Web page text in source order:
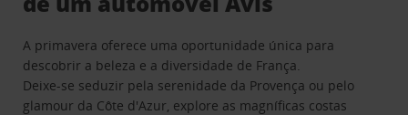
A primavera oferece uma oportunidade única para
descobrir a beleza e a diversidade de França.
Deixe-se seduzir pela serenidade da Provença ou pelo
glamour da Côte d'Azur, explore as magníficas costas